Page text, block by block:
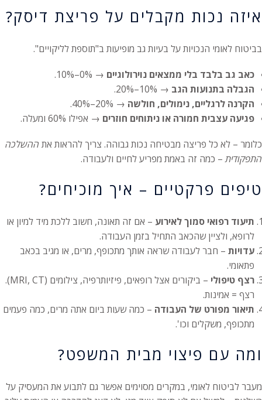
איזה נכות מקבלים על פריצת דיסק?
בביטוח לאומי הנכויות על בעיות גב מופיעות ב"תוספת לליקויים".
כאב גב בלבד בלי ממצאים נוירולוגיים → 0%–10%.
הגבלה בתנועות הגב → 10%–20%.
הקרנה לרגליים, נימולים, חולשה → 20%–40%.
פגיעה עצבית חמורה או ניתוחים חוזרים → אפילו 60% ומעלה.
כלומר – לא כל פריצה מבטיחה נכות גבוהה. צריך להראות את ההשלכה
התפקודית– כמה זה באמת מפריע לחיים ולעבודה.
טיפים פרקטיים – איך מוכיחים?
תיעוד רפואי סמוך לאירוע – אם זה תאונה, חשוב ללכת מיד למיון או
לרופא, ולציין שהכאב התחיל בזמן העבודה.
עדויות – חבר לעבודה שראה אותך מתכופף, מרים, או מגיב בכאב
פתאומי.
רצף טיפולי
– ביקורים אצל רופאים, פיזיותרפיה, צילומים (MRI, CT).
רצף = אמינות.
תיאור מפורט של העבודה – כמה שעות ביום אתה מרים, כמה פעמים
מתכופף, משקלים וכו'.
ומה עם פיצוי מבית המשפט?
מעבר לביטוח לאומי, במקרים מסוימים אפשר גם לתבוע את המעסיק על